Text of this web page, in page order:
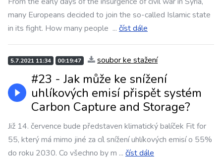
many Europeans decided to join the so-called Islamic state
in its fight. How many people ... číst dále
5.7.2021 11:34 00:19:47 soubor ke stažení
#23 - Jak může ke snížení
uhlíkových emisí přispět systém
Carbon Capture and Storage?
Již 14. července bude představen klimatický balíček Fit for
55, který má mimo jiné za cíl snížení uhlíkových emisí o 55%
do roku 2030. Co všechno by m ... číst dále